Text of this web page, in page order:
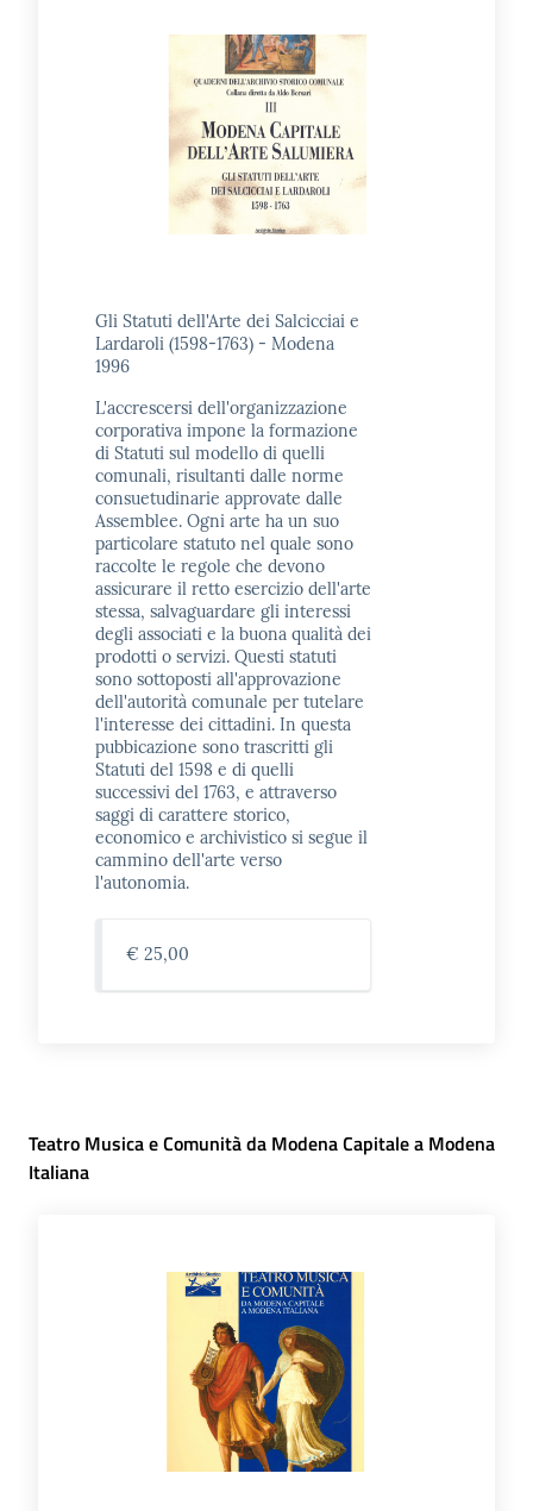
Gli Statuti dell'Arte dei Salcicciai e
Lardaroli (1598-1763) - Modena
1996
L'accrescersi dell'organizzazione
corporativa impone la formazione
di Statuti sul modello di quelli
comunali, risultanti dalle norme
consuetudinarie approvate dalle
Assemblee. Ogni arte ha un suo
particolare statuto nel quale sono
raccolte le regole che devono
assicurare il retto esercizio dell'arte
stessa, salvaguardare gli interessi
degli associati e la buona qualità dei
prodotti o servizi. Questi statuti
sono sottoposti all'approvazione
dell'autorità comunale per tutelare
l'interesse dei cittadini. In questa
pubbicazione sono trascritti gli
Statuti del 1598 e di quelli
successivi del 1763, e attraverso
saggi di carattere storico,
economico e archivistico si segue il
cammino dell'arte verso
l'autonomia.
€ 25,00
Teatro Musica e Comunità da Modena Capitale a Modena
Italiana